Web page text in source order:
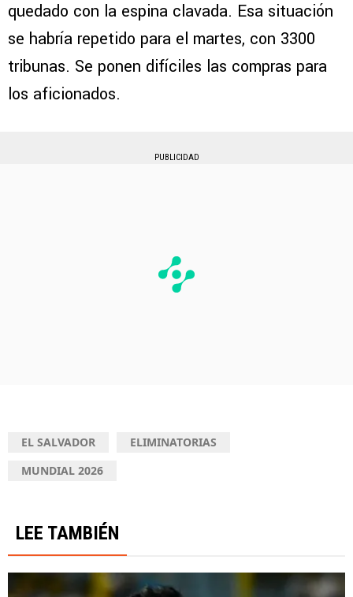
quedado con la espina clavada. Esa situación
se habría repetido para el martes, con 3300
tribunas. Se ponen difíciles las compras para
los aficionados.
PUBLICIDAD
EL SALVADOR
ELIMINATORIAS
MUNDIAL 2026
LEE TAMBIÉN